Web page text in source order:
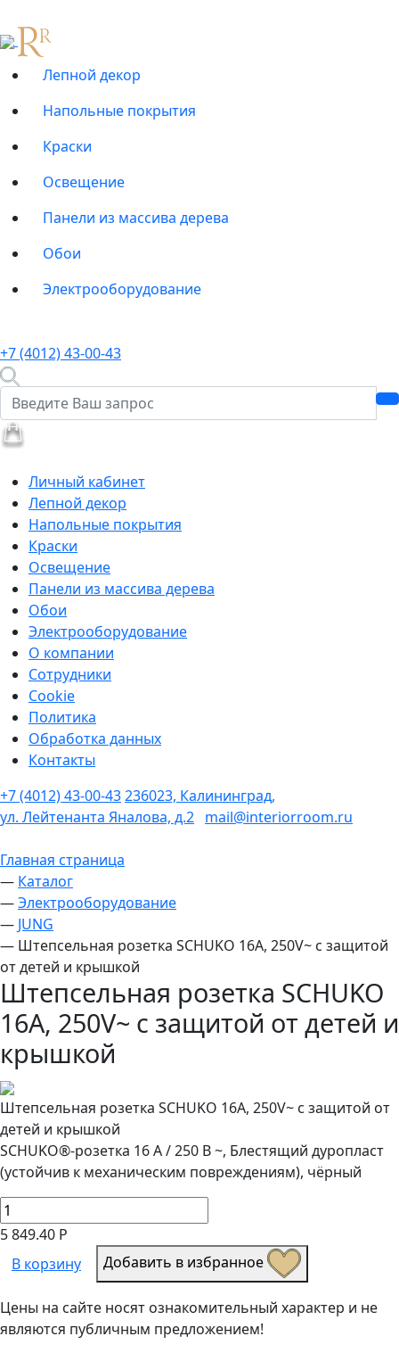
Лепной декор
Напольные покрытия
Краски
Освещение
Панели из массива дерева
Обои
Электрооборудование
+7 (4012) 43-00-43
Личный кабинет
Лепной декор
Напольные покрытия
Краски
Освещение
Панели из массива дерева
Обои
Электрооборудование
О компании
Сотрудники
Cookie
Политика
Обработка данных
Контакты
+7 (4012) 43-00-43236023, Калининград,
ул. Лейтенанта Яналова, д.2 mail@interiorroom.ru
Главная страница
— Каталог
—Электрооборудование
— JUNG
— Штепсельная розетка SCHUKO 16A, 250V~ с защитой
от детей и крышкой
Штепсельная розетка SCHUKO
16A, 250V~ с защитой от детей и
крышкой
Штепсельная розетка SCHUKO 16A, 250V~ с защитой от
детей и крышкой
SCHUKO®-розетка 16 A / 250 B ~, Блестящий дуропласт
(устойчив к механическим повреждениям), чёрный
5 849.40 Р
В корзину
Добавить в избранное
Цены на сайте носят ознакомительный характер и не
являются публичным предложением!